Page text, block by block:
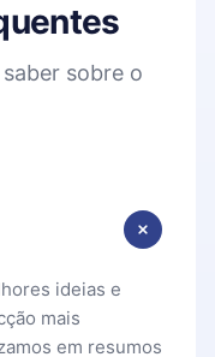
sobre o
ideias e
mais
em resumos